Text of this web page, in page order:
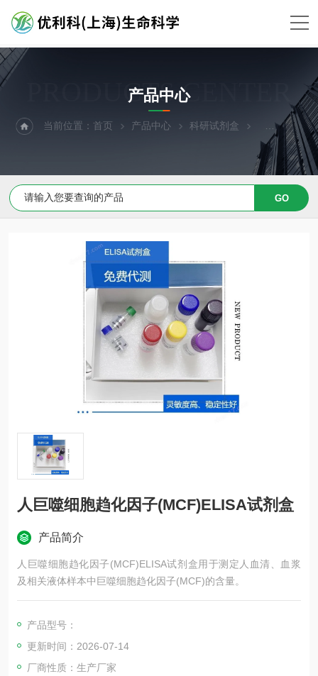
PRODUCTS CENTER
产品中心
当前位置：首页 产品中心 科研试剂盒 ELISA试剂盒
人巨噬细胞趋化因子(MCF)ELISA试剂盒
产品简介
人巨噬细胞趋化因子(MCF)ELISA试剂盒用于测定人血清、血浆
及相关液体样本中巨噬细胞趋化因子(MCF)的含量。
产品型号：
更新时间：2026-07-14
厂商性质：生产厂家